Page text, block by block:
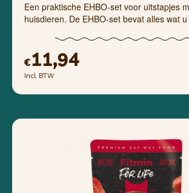
Een praktische EHBO-set voor uitstapjes
huisdieren. De EHBO-set bevat alles wat
€11,94
Incl. BTW